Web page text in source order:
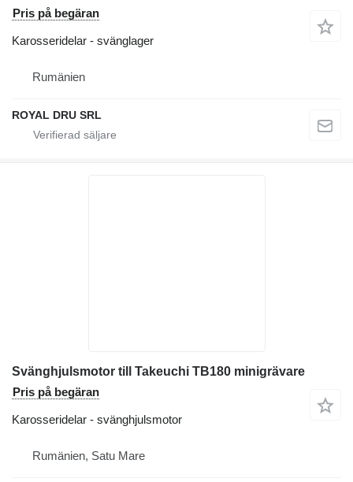
Pris på begäran
Karosseridelar - svänglager
Rumänien
ROYAL DRU SRL
Svänghjulsmotor till Takeuchi TB180 minigrävare
Pris på begäran
Karosseridelar - svänghjulsmotor
Rumänien, Satu Mare